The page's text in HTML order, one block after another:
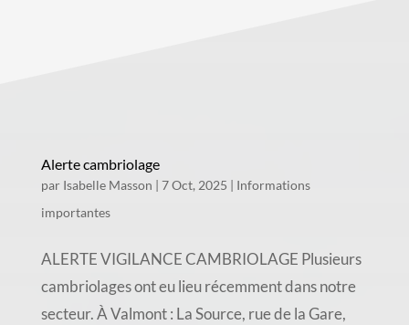
Alerte cambriolage
par Isabelle Masson | 7 Oct, 2025 | Informations
importantes
ALERTE VIGILANCE CAMBRIOLAGE Plusieurs
cambriolages ont eu lieu récemment dans notre
secteur. À Valmont : La Source, rue de la Gare,